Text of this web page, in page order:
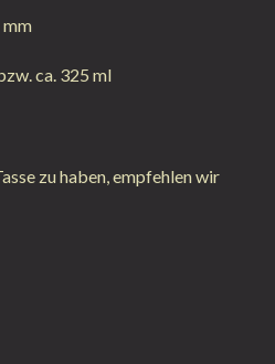
mm
ca. 325 ml
zu haben, empfehlen wir